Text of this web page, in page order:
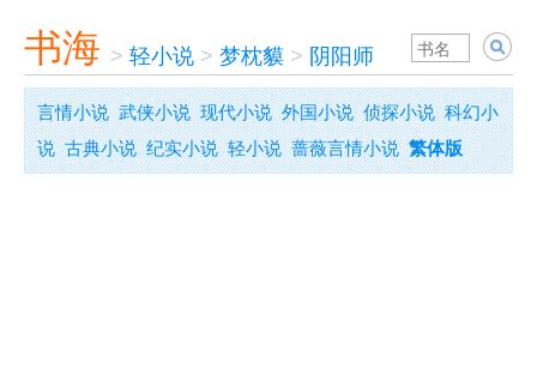
书海 > 轻小说 > 梦枕貘 > 阴阳师
言情小说 武侠小说 现代小说 外国小说 侦探小说 科幻小
说 古典小说 纪实小说 轻小说 蔷薇言情小说 繁体版